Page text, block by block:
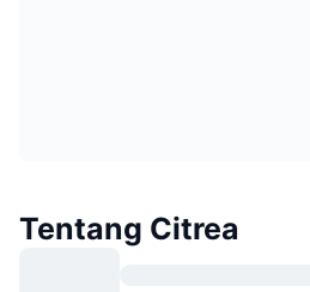
Tentang Citrea